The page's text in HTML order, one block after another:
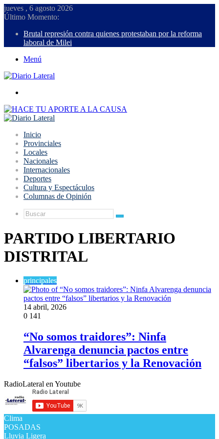
jueves , 6 agosto 2026
Último Momento:
Brutal represión contra quienes protestaban por la reforma
laboral de Milei
Menú
Inicio
Provinciales
Locales
Nacionales
Internacionales
Deportes
Cultura y Espectáculos
Columnas de Opinión
Buscar
PARTIDO LIBERTARIO
DISTRITAL
principales
14 abril, 2026
0 141
“No somos traidores”: Ninfa
Alvarenga denuncia pactos entre
“falsos” libertarios y la Renovación
RadioLateral en Youtube
Clima
POSADAS
Lluvia Ligera